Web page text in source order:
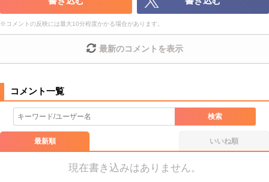
・その他、管理者が不適切と判断した投稿
コメントの削除につきましては下記フォームより申請をいた
だけますでしょうか。
コメントの削除を申請する※投稿内容を確認後、順次対応さ
※一度削除したコメントは復元ができませんのでご注意くだ
さい。
また、過度な利用規約の違反や、弊社に損害の及ぶ内容の書き込みがあ
った場合は、法的措置をとらせていただく場合もございますので、あら
かじめご理解くださいませ。
※ コメントの反映には最大10分程度かかる場合があります。
最新のコメントを表示
検索
最新順 いいね順
現在書き込みはありません。